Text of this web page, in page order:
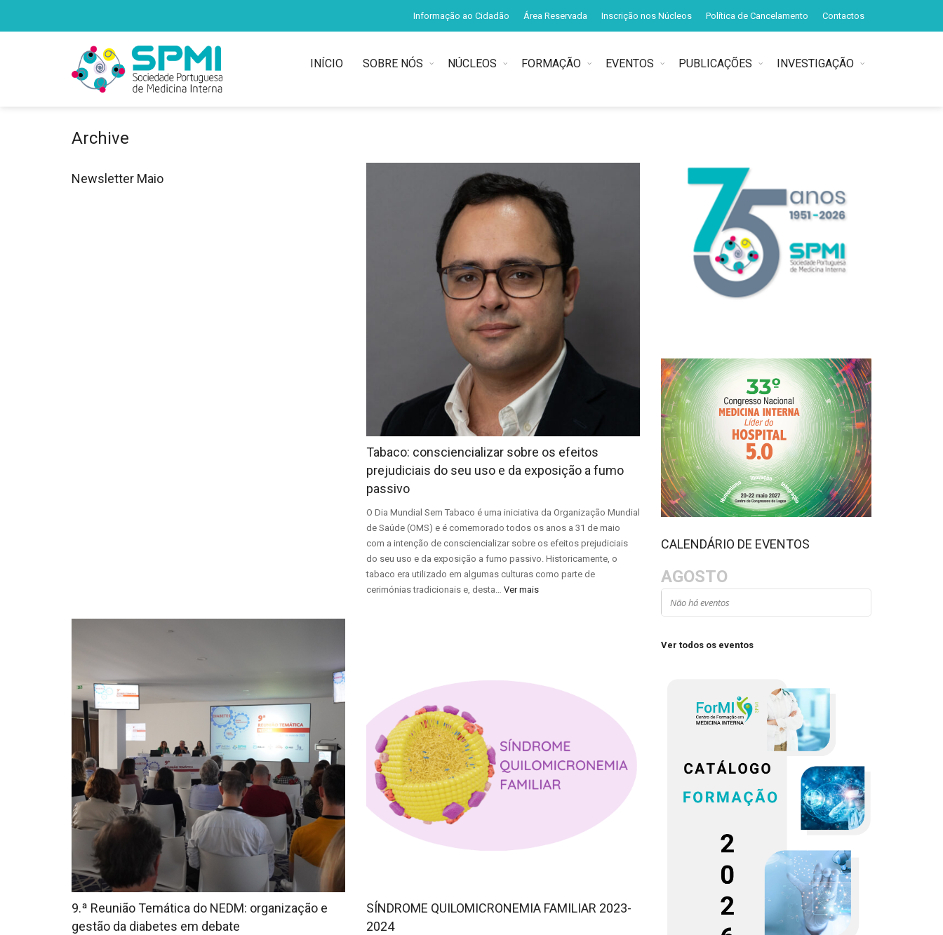
Informação ao Cidadão Área Reservada Inscrição nos Núcleos Política de Cancelamento Contactos
INÍCIO SOBRE NÓS NÚCLEOS FORMAÇÃO EVENTOS PUBLICAÇÕES INVESTIGAÇÃO
Archive
Newsletter Maio
Tabaco: consciencializar sobre os efeitos
prejudiciais do seu uso e da exposição a fumo
passivo
O Dia Mundial Sem Tabaco é uma iniciativa da Organização Mundial
de Saúde (OMS) e é comemorado todos os anos a 31 de maio
com a intenção de consciencializar sobre os efeitos prejudiciais
do seu uso e da exposição a fumo passivo. Historicamente, o
tabaco era utilizado em algumas culturas como parte de
cerimónias tradicionais e, desta…Ver mais
9.ª Reunião Temática do NEDM: organização e
gestão da diabetes em debate
SÍNDROME QUILOMICRONEMIA FAMILIAR 2023-
2024
CALENDÁRIO DE EVENTOS
AGOSTO
Não há eventos
Ver todos os eventos